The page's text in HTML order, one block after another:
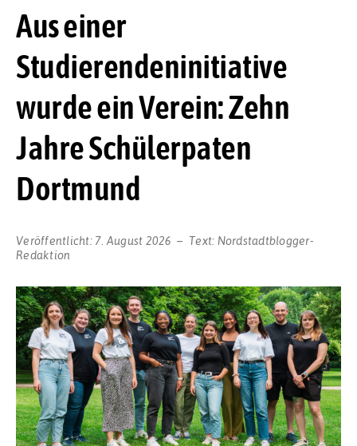
Aus einer
Studierendeninitiative
wurde ein Verein: Zehn
Jahre Schülerpaten
Dortmund
Veröffentlicht: 7. August 2026 Text: Nordstadtblogger-
Redaktion